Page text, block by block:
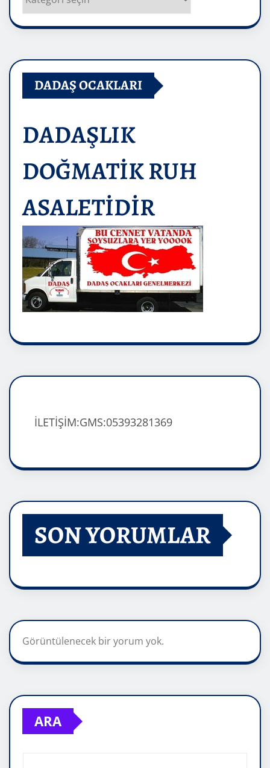
DADAŞ OCAKLARI
DADAŞLIK
DOĞMATİK RUH
ASALETİDİR
İLETİŞİM:GMS:05393281369
SON YORUMLAR
Görüntülenecek bir yorum yok.
ARA